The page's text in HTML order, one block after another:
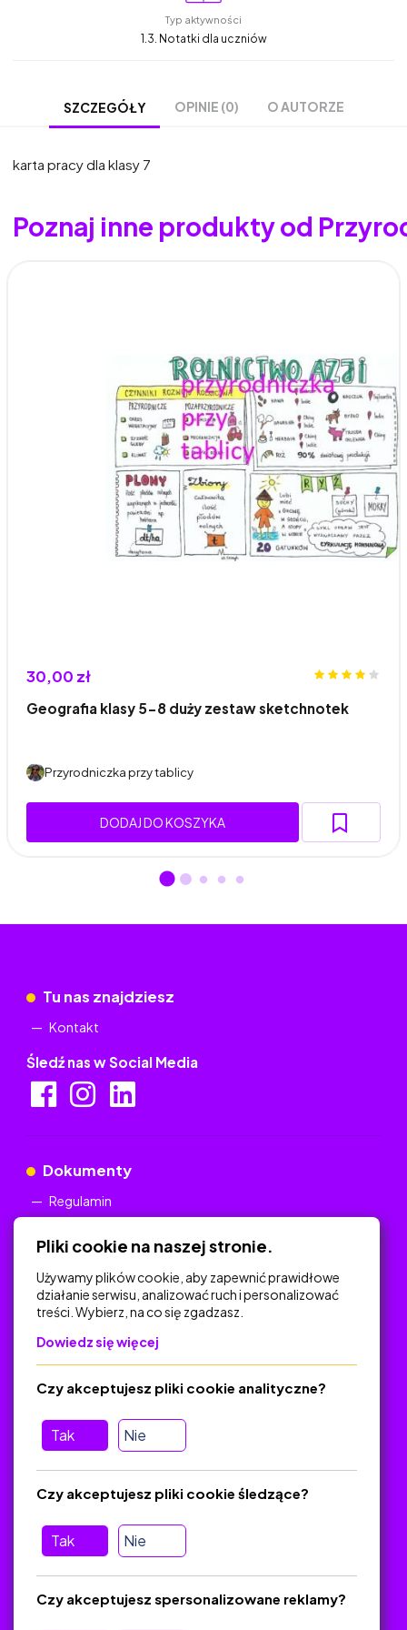
Typ aktywności
1.3. Notatki dla uczniów
SZCZEGÓŁY OPINIE (0) O AUTORZE
karta pracy dla klasy 7
Poznaj inne produkty od
30,00 zł
Geografia klasy 5-8 duży zestaw sketchnotek
Przyrodniczka przy tablicy
DODAJ DO KOSZYKA
Tu nas znajdziesz
Kontakt
Śledź nas w Social Media
Dokumenty
Regulamin
Na skróty
Polityka Prywatności
Regulamin
O platformie
Baza materiałów dydaktycznych
Jak zostać autorem
FAQ
Pomoc
Pliki cookie na naszej stronie.
Używamy plików cookie, aby zapewnić prawidłowe
działanie serwisu, analizować ruch i personalizować
treści. Wybierz, na co się zgadzasz.
Dowiedz się więcej
Tak Nie
Czy akceptujesz pliki cookie analityczne?
Tak Nie
Czy akceptujesz pliki cookie śledzące?
Czy akceptujesz spersonalizowane reklamy?